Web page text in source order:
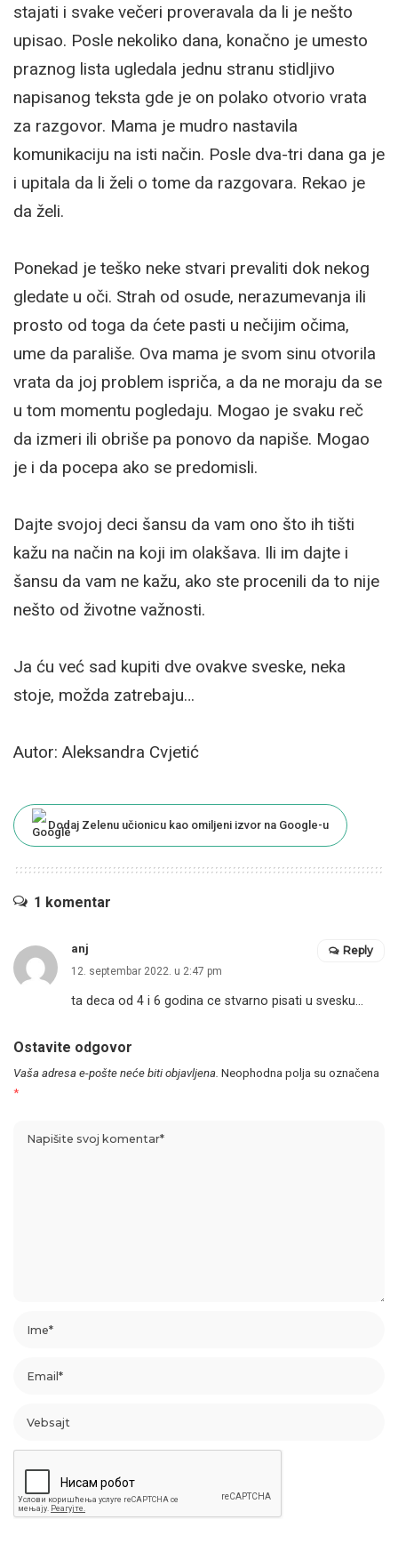
stajati i svake večeri proveravala da li je nešto
upisao. Posle nekoliko dana, konačno je umesto
praznog lista ugledala jednu stranu stidljivo
napisanog teksta gde je on polako otvorio vrata
za razgovor. Mama je mudro nastavila
komunikaciju na isti način. Posle dva-tri dana ga je
i upitala da li želi o tome da razgovara. Rekao je
da želi.
Ponekad je teško neke stvari prevaliti dok nekog
gledate u oči. Strah od osude, nerazumevanja ili
prosto od toga da ćete pasti u nečijim očima,
ume da parališe. Ova mama je svom sinu otvorila
vrata da joj problem ispriča, a da ne moraju da se
u tom momentu pogledaju. Mogao je svaku reč
da izmeri ili obriše pa ponovo da napiše. Mogao
je i da pocepa ako se predomisli.
Dajte svojoj deci šansu da vam ono što ih tišti
kažu na način na koji im olakšava. Ili im dajte i
šansu da vam ne kažu, ako ste procenili da to nije
nešto od životne važnosti.
Ja ću već sad kupiti dve ovakve sveske, neka
stoje, možda zatrebaju…
Autor: Aleksandra Cvjetić
Dodaj Zelenu učionicu kao omiljeni izvor na Google-u
1 komentar
anj
12. septembar 2022. u 2:47 pm
ta deca od 4 i 6 godina ce stvarno pisati u svesku…
Reply
Ostavite odgovor
Vaša adresa e-pošte neće biti objavljena. Neophodna polja su označena
*